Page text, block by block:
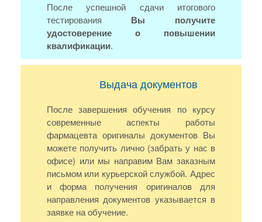
После успешной сдачи итогового
тестирования Вы получите
удостоверение о повышении
квалификации.
Выдача документов
После завершения обучения по курсу
современные аспекты работы
фармацевта оригиналы документов Вы
можете получить лично (забрать у нас в
офисе) или мы направим Вам заказным
письмом или курьерской службой. Адрес
и форма получения оригиналов для
направления документов указывается в
заявке на обучение.